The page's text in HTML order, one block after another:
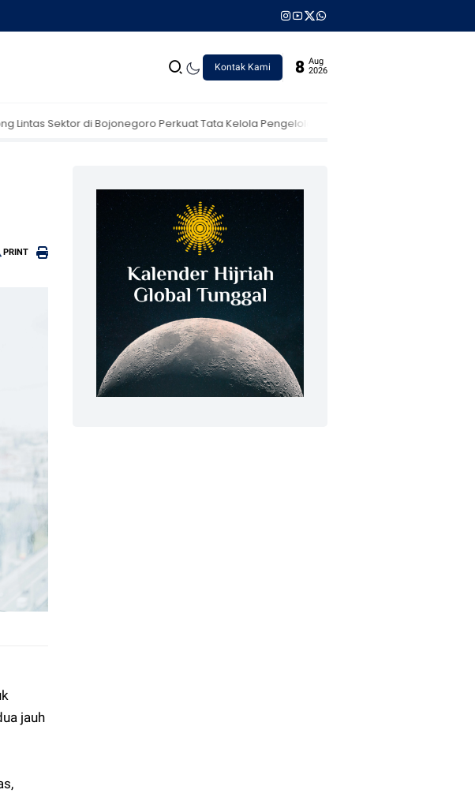
Kontak Kami 8 Aug
2026
Sampah Berbasis Budaya Waspada HIV/AIDS di Bojonegoro: Ribuan Pasien
PRINT
jauh